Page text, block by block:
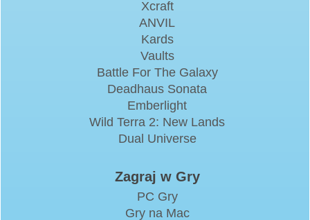
Xcraft
ANVIL
Kards
Vaults
Battle For The Galaxy
Deadhaus Sonata
Emberlight
Wild Terra 2: New Lands
Dual Universe
Zagraj w Gry
PC Gry
Gry na Mac